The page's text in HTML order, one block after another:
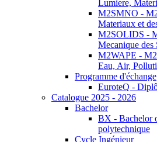
Lumiere,
M2SMNO -
Materiaux et
M2SOLIDS -
Mecanique des
M2WAPE -
Eau, Air,
Programme d'échange
EuroteQ -
Catalogue 2025 - 2026
Bachelor
BX - Bachelor
polytechnique
Cycle Ingénieur